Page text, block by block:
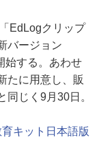
EdLogクリップ
バージョン
始する。あわせ
たに用意し、販
じく9月30日。
キット日本語版